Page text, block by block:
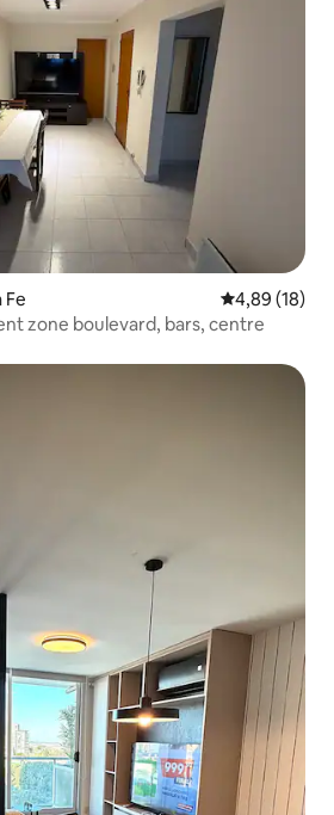
Fe Évaluation
4,89 (18)
zone boulevard, bars, centre